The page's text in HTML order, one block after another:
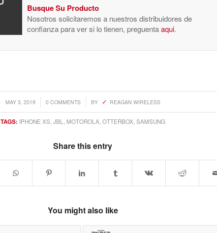
Busque Su Producto
Nosotros solicitaremos a nuestros distribuidores de
confianza para ver si lo tienen, preguentaaqui.
MAY 3, 2019
/ 0 COMMENTS
/ BY REAGAN WIRELESS
TAGS: IPHONE XS JBL MOTOROLA OTTERBOX SAMSUNG
Share this entry
You might also like